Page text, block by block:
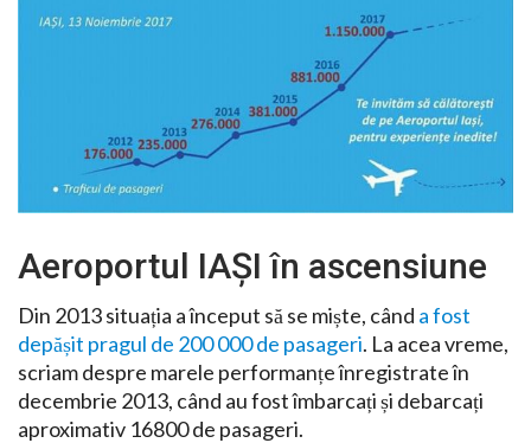
Aeroportul IAȘI în ascensiune
Din 2013 situația a început să se miște, când a fost
depășit pragul de 200 000 de pasageri. La acea vreme,
scriam despre marele performanțe înregistrate în
decembrie 2013, când au fost îmbarcați și debarcați
aproximativ 16800 de pasageri.